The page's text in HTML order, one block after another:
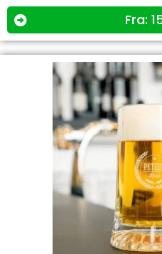
Fra: